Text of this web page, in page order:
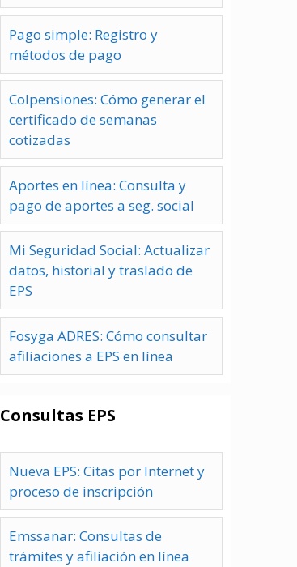
Pago simple: Registro y
métodos de pago
Colpensiones: Cómo generar el
certificado de semanas
cotizadas
Aportes en línea: Consulta y
pago de aportes a seg. social
Mi Seguridad Social: Actualizar
datos, historial y traslado de
EPS
Fosyga ADRES: Cómo consultar
afiliaciones a EPS en línea
Consultas EPS
Nueva EPS: Citas por Internet y
proceso de inscripción
Emssanar: Consultas de
trámites y afiliación en línea